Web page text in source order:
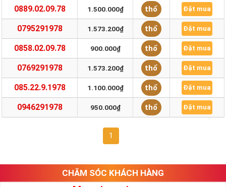
0889.02.09.78 1.500.000₫ thổ Đặt mua
0795291978 1.573.200₫ thổ Đặt mua
0858.02.09.78 900.000₫ thổ Đặt mua
0769291978 1.573.200₫ thổ Đặt mua
085.22.9.1978 1.100.000₫ thổ Đặt mua
0946291978 950.000₫ thổ Đặt mua
1
CHĂM SÓC KHÁCH HÀNG